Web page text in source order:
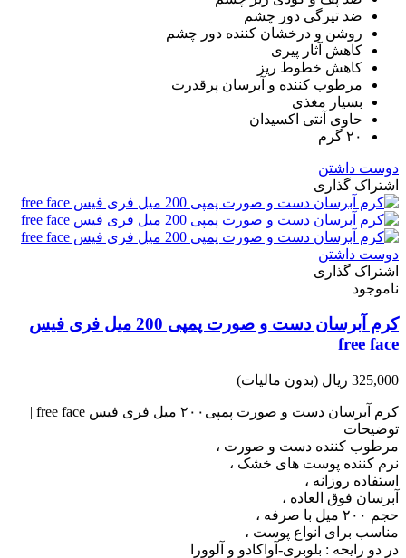
ضد تیرگی دور چشم
روشن و درخشان کننده دور چشم
کاهش آثار پیری
کاهش خطوط ریز
مرطوب کننده و آبرسان پرقدرت
بسیار مغذی
حاوی آنتی اکسیدان
۲۰ گرم
دوست داشتن
اشتراک گذاری
دوست داشتن
اشتراک گذاری
ناموجود
کرم آبرسان دست و صورت پمپی 200 میل فری فیس
free face
325,000 ریال (بدون مالیات)
کرم آبرسان دست و صورت پمپی۲۰۰ میل فری فیس free face |
توضیحات
مرطوب کننده دست و صورت ،
نرم کننده پوست های خشک ،
استفاده روزانه ،
آبرسان فوق العاده ،
حجم ۲۰۰ میل با صرفه ،
مناسب برای انواع پوست ،
در دو رایحه : بلوبری-آواکادو و آلوورا